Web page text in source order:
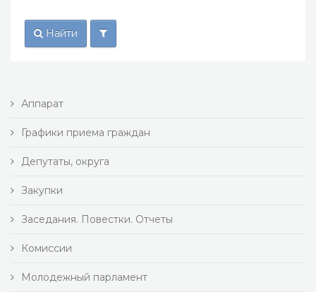
Найти
Аппарат
Графики приема граждан
Депутаты, округа
Закупки
Заседания. Повестки. Отчеты
Комиссии
Молодежный парламент